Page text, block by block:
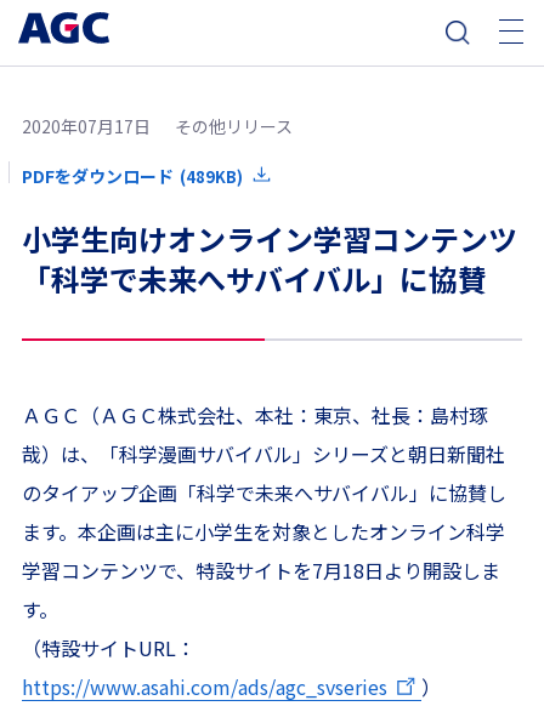
2020年07月17日 その他リリース
PDFをダウンロード (489KB)
小学生向けオンライン学習コンテンツ
「科学で未来へサバイバル」に協賛
ＡＧＣ（ＡＧＣ株式会社、本社：東京、社長：島村琢
哉）は、「科学漫画サバイバル」シリーズと朝日新聞社
のタイアップ企画「科学で未来へサバイバル」に協賛し
ます。本企画は主に小学生を対象としたオンライン科学
学習コンテンツで、特設サイトを7月18日より開設しま
す。
（特設サイトURL：
https://www.asahi.com/ads/agc_svseries
）